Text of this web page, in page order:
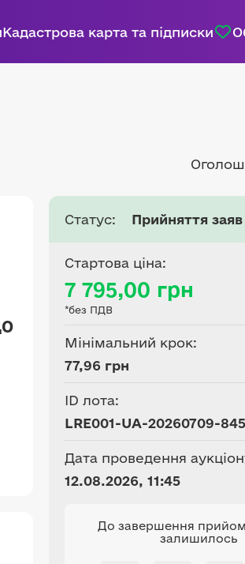
Кадастрова карта та підписки
Статус: Прийняття
Стартова ціна:
7 795,00 грн
*без ПДВ
Мінімальний крок:
77,96 грн
ID лота:
LRE001-UA-20260709-
Дата проведення
12.08.2026, 11:45
До завершення
залишилось